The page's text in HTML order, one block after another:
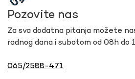
Pozovite nas
Za sva dodatna pitanja možete
radnog dana i subotom od 08h do
065/2588-471